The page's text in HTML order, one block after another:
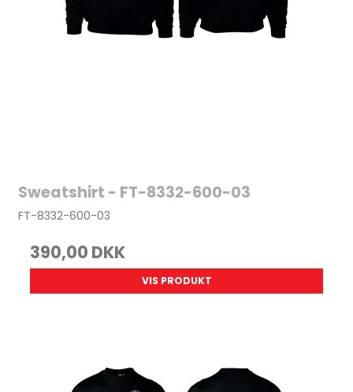
Sweatshirt - FT-8332-600-03
FT-8332-600-03
390,00 DKK
VIS PRODUKT